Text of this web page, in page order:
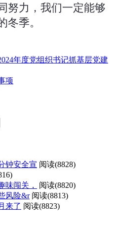
努力，我们一定能够
冬季。
年度党组织书记抓基层党建
项
钟安全宣 阅读(8828)
味闯关，
阅读(8820)
风险&r 阅读(8813)
来了 阅读(8823)